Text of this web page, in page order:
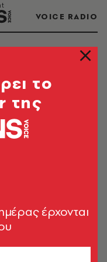
VOICE RADIO
ενέδρα, τον
το
της
έρχονται